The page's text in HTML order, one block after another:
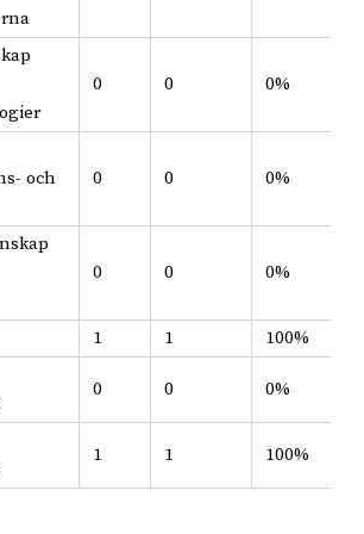
0 0 0%
och
0 0 0%
0 0 0%
1 1
100%
0 0 0%
1 1 100%